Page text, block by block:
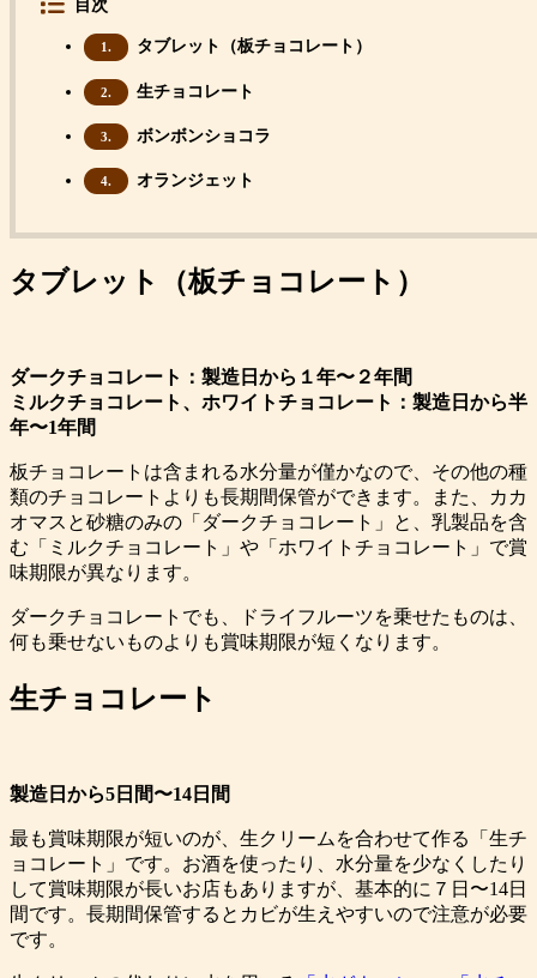
目次
1. タブレット（板チョコレート）
2. 生チョコレート
3. ボンボンショコラ
4. オランジェット
タブレット（板チョコレート）
ダークチョコレート：製造日から１年〜２年間
ミルクチョコレート、ホワイトチョコレート：製造日から半
年〜1年間
板チョコレートは含まれる水分量が僅かなので、その他の種
類のチョコレートよりも長期間保管ができます。また、カカ
オマスと砂糖のみの「ダークチョコレート」と、乳製品を含
む「ミルクチョコレート」や「ホワイトチョコレート」で賞
味期限が異なります。
ダークチョコレートでも、ドライフルーツを乗せたものは、
何も乗せないものよりも賞味期限が短くなります。
生チョコレート
製造日から5日間〜14日間
最も賞味期限が短いのが、生クリームを合わせて作る「生チ
ョコレート」です。お酒を使ったり、水分量を少なくしたり
して賞味期限が長いお店もありますが、基本的に７日〜14日
間です。長期間保管するとカビが生えやすいので注意が必要
です。